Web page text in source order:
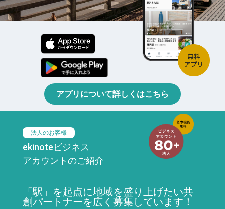
アプリについて詳しくはこちら
法人のお客様
ekinoteビジネス
アカウントのご紹介
「駅」を起点に地域を盛り上げたい共
創パートナーを広く募集しています！